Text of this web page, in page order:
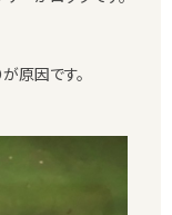
原因です。